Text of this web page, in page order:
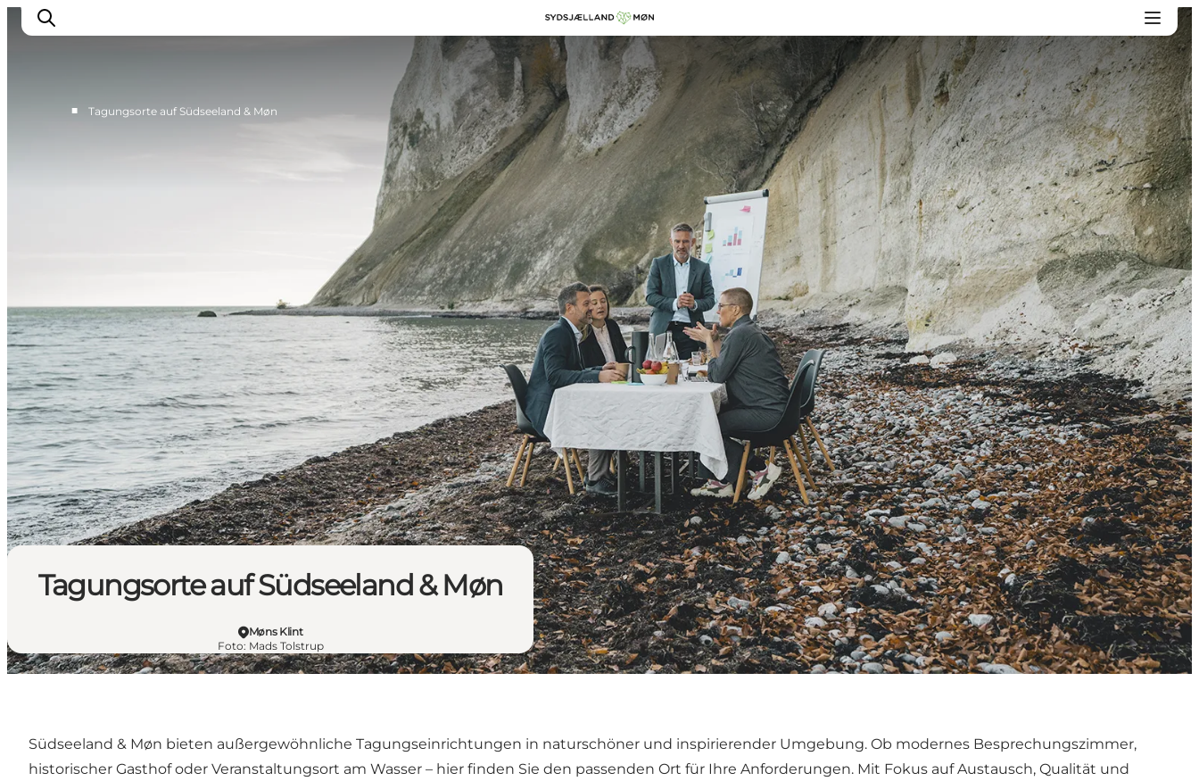
Kleine Tagungs- und Veranstaltungsorte
■ Tagungsorte auf Südseeland & Møn
Tagungsorte auf Südseeland & Møn
Møns Klint
Foto: Mads Tolstrup
Südseeland & Møn bieten außergewöhnliche Tagungseinrichtungen in naturschöner und inspirierender Umgebung. Ob modernes Besprechungszimmer,
historischer Gasthof oder Veranstaltungsort am Wasser – hier finden Sie den passenden Ort für Ihre Anforderungen. Mit Fokus auf Austausch, Qualität und